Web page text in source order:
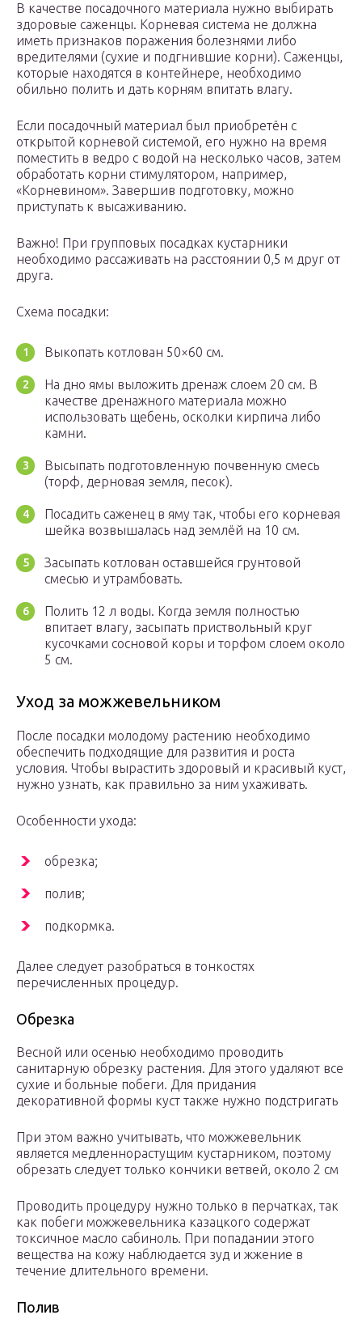
В качестве посадочного материала нужно выбирать
здоровые саженцы. Корневая система не должна
иметь признаков поражения болезнями либо
вредителями (сухие и подгнившие корни). Саженцы,
которые находятся в контейнере, необходимо
обильно полить и дать корням впитать влагу.
Если посадочный материал был приобретён с
открытой корневой системой, его нужно на время
поместить в ведро с водой на несколько часов, затем
обработать корни стимулятором, например,
«Корневином». Завершив подготовку, можно
приступать к высаживанию.
Важно! При групповых посадках кустарники
необходимо рассаживать на расстоянии 0,5 м друг от
друга.
Схема посадки:
Выкопать котлован 50×60 см.
На дно ямы выложить дренаж слоем 20 см. В
качестве дренажного материала можно
использовать щебень, осколки кирпича либо
камни.
Высыпать подготовленную почвенную смесь
(торф, дерновая земля, песок).
Посадить саженец в яму так, чтобы его корневая
шейка возвышалась над землёй на 10 см.
Засыпать котлован оставшейся грунтовой
смесью и утрамбовать.
Полить 12 л воды. Когда земля полностью
впитает влагу, засыпать приствольный круг
кусочками сосновой коры и торфом слоем около
5 см.
Уход за можжевельником
После посадки молодому растению необходимо
обеспечить подходящие для развития и роста
условия. Чтобы вырастить здоровый и красивый куст,
нужно узнать, как правильно за ним ухаживать.
Особенности ухода:
обрезка;
полив;
подкормка.
Далее следует разобраться в тонкостях
перечисленных процедур.
Обрезка
Весной или осенью необходимо проводить
санитарную обрезку растения. Для этого удаляют все
сухие и больные побеги. Для придания
декоративной формы куст также нужно подстригать
При этом важно учитывать, что можжевельник
является медленнорастущим кустарником, поэтому
обрезать следует только кончики ветвей, около 2 см
Проводить процедуру нужно только в перчатках, так
как побеги можжевельника казацкого содержат
токсичное масло сабиноль. При попадании этого
вещества на кожу наблюдается зуд и жжение в
течение длительного времени.
Полив